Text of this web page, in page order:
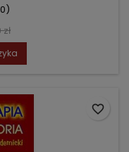
favorite_border